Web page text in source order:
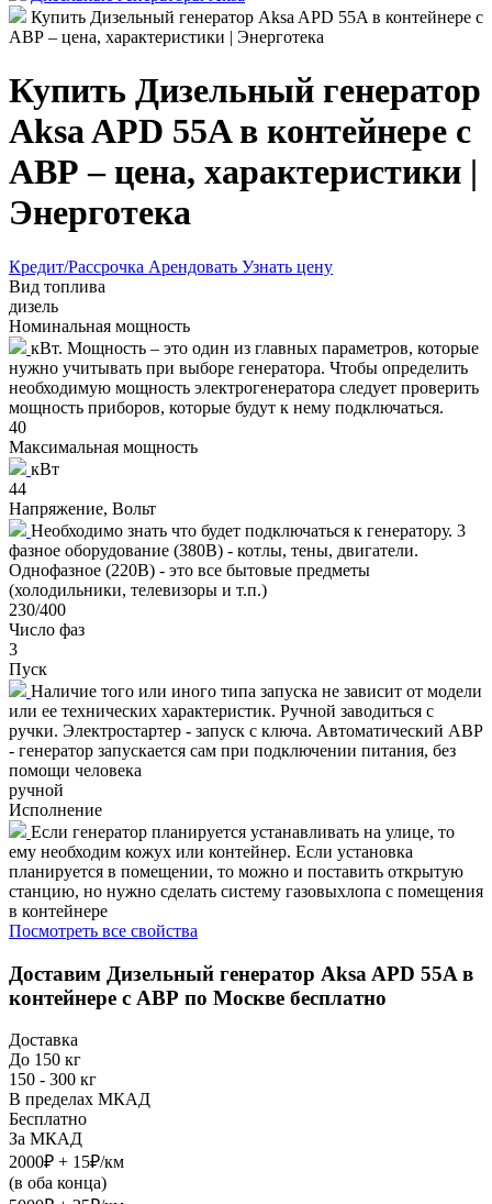
Купить Дизельный генератор Aksa APD 55A в контейнере с
АВР – цена, характеристики | Энерготека
Купить Дизельный генератор
Aksa APD 55A в контейнере с
АВР – цена, характеристики |
Энерготека
Кредит/Рассрочка Арендовать Узнать цену
Вид топлива
дизель
Номинальная мощность
кВт. Мощность – это один из главных параметров, которые
нужно учитывать при выборе генератора. Чтобы определить
необходимую мощность электрогенератора следует проверить
мощность приборов, которые будут к нему подключаться.
40
Максимальная мощность
кВт
44
Напряжение, Вольт
Необходимо знать что будет подключаться к генератору. 3
фазное оборудование (380В) - котлы, тены, двигатели.
Однофазное (220В) - это все бытовые предметы
(холодильники, телевизоры и т.п.)
230/400
Число фаз
3
Пуск
Наличие того или иного типа запуска не зависит от модели
или ее технических характеристик. Ручной заводиться с
ручки. Электростартер - запуск с ключа. Автоматический АВР
- генератор запускается сам при подключении питания, без
помощи человека
ручной
Исполнение
Если генератор планируется устанавливать на улице, то
ему необходим кожух или контейнер. Если установка
планируется в помещении, то можно и поставить открытую
станцию, но нужно сделать систему газовыхлопа с помещения
в контейнере
Посмотреть все свойства
Доставим Дизельный генератор Aksa APD 55A в
контейнере с АВР по Москве бесплатно
Доставка
До 150 кг
150 - 300 кг
В пределах МКАД
Бесплатно
За МКАД
2000₽ + 15₽/км
(в оба конца)